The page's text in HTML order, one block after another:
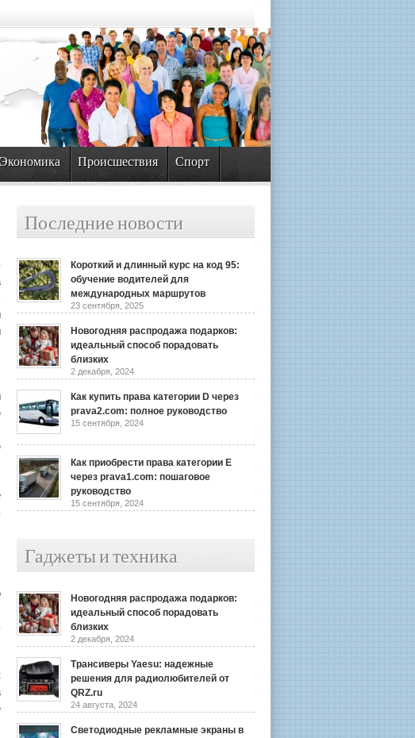
Экономика Происшествия Спорт
Последние новости
Короткий и длинный курс на код 95:
обучение водителей для
международных маршрутов
23 сентября, 2025
Новогодняя распродажа подарков:
идеальный способ порадовать
близких
2 декабря, 2024
Как купить права категории D через
prava2.com: полное руководство
15 сентября, 2024
Как приобрести права категории E
через prava1.com: пошаговое
руководство
15 сентября, 2024
Гаджеты и техника
Новогодняя распродажа подарков:
идеальный способ порадовать
близких
2 декабря, 2024
Трансиверы Yaesu: надежные
решения для радиолюбителей от
QRZ.ru
24 августа, 2024
Светодиодные рекламные экраны в